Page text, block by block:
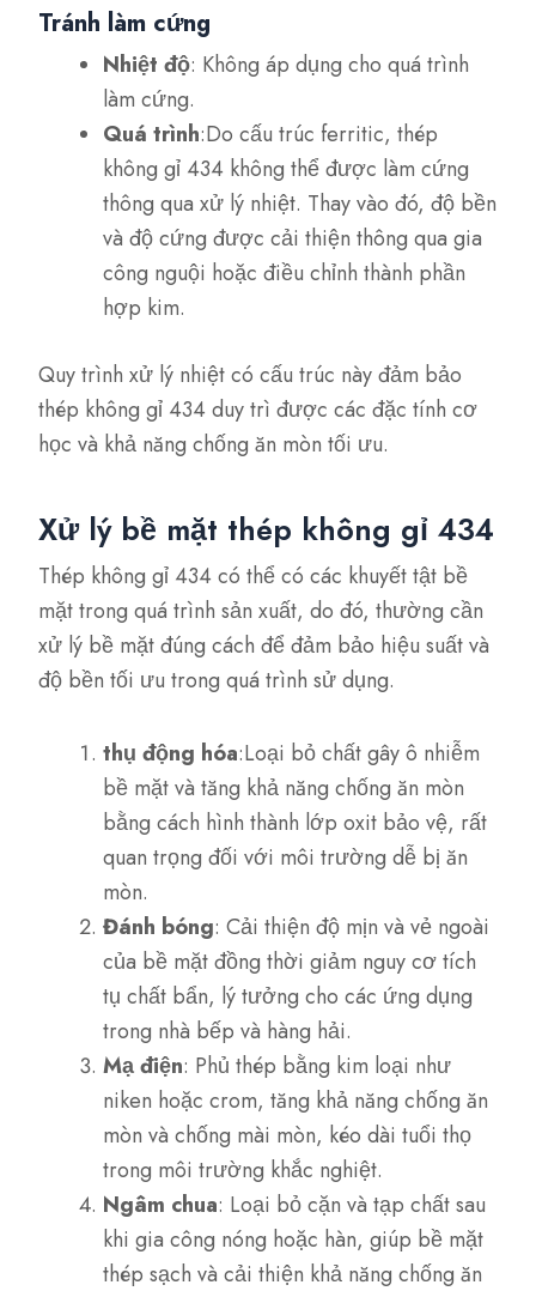
Tránh làm cứng
Nhiệt độ: Không áp dụng cho quá trình
làm cứng.
Quá trình:Do cấu trúc ferritic, thép
không gỉ 434 không thể được làm cứng
thông qua xử lý nhiệt. Thay vào đó, độ bền
và độ cứng được cải thiện thông qua gia
công nguội hoặc điều chỉnh thành phần
hợp kim.
Quy trình xử lý nhiệt có cấu trúc này đảm bảo
thép không gỉ 434 duy trì được các đặc tính cơ
học và khả năng chống ăn mòn tối ưu.
Xử lý bề mặt thép không gỉ 434
Thép không gỉ 434 có thể có các khuyết tật bề
mặt trong quá trình sản xuất, do đó, thường cần
xử lý bề mặt đúng cách để đảm bảo hiệu suất và
độ bền tối ưu trong quá trình sử dụng.
thụ động hóa:Loại bỏ chất gây ô nhiễm
bề mặt và tăng khả năng chống ăn mòn
bằng cách hình thành lớp oxit bảo vệ, rất
quan trọng đối với môi trường dễ bị ăn
mòn.
Đánh bóng: Cải thiện độ mịn và vẻ ngoài
của bề mặt đồng thời giảm nguy cơ tích
tụ chất bẩn, lý tưởng cho các ứng dụng
trong nhà bếp và hàng hải.
Mạ điện: Phủ thép bằng kim loại như
niken hoặc crom, tăng khả năng chống ăn
mòn và chống mài mòn, kéo dài tuổi thọ
trong môi trường khắc nghiệt.
Ngâm chua: Loại bỏ cặn và tạp chất sau
khi gia công nóng hoặc hàn, giúp bề mặt
thép sạch và cải thiện khả năng chống ăn